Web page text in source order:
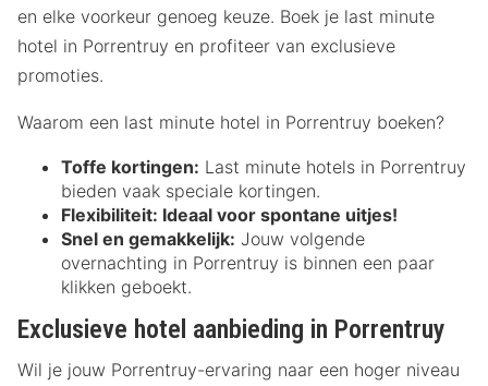
en elke voorkeur genoeg keuze. Boek je last minute
hotel in Porrentruy en profiteer van exclusieve
promoties.
Waarom een last minute hotel in Porrentruy boeken?
Toffe kortingen: Last minute hotels in Porrentruy
bieden vaak speciale kortingen.
Flexibiliteit: Ideaal voor spontane uitjes!
Snel en gemakkelijk: Jouw volgende
overnachting in Porrentruy is binnen een paar
klikken geboekt.
Exclusieve hotel aanbieding in Porrentruy
Wil je jouw Porrentruy-ervaring naar een hoger niveau